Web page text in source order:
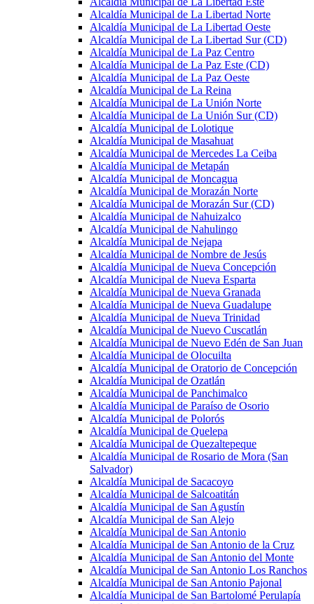
Alcaldía Municipal de La Libertad Norte
Alcaldía Municipal de La Libertad Oeste
Alcaldía Municipal de La Libertad Sur (CD)
Alcaldía Municipal de La Paz Centro
Alcaldía Municipal de La Paz Este (CD)
Alcaldía Municipal de La Paz Oeste
Alcaldía Municipal de La Reina
Alcaldía Municipal de La Unión Norte
Alcaldía Municipal de La Unión Sur (CD)
Alcaldía Municipal de Lolotique
Alcaldía Municipal de Masahuat
Alcaldía Municipal de Mercedes La Ceiba
Alcaldía Municipal de Metapán
Alcaldía Municipal de Moncagua
Alcaldía Municipal de Morazán Norte
Alcaldía Municipal de Morazán Sur (CD)
Alcaldía Municipal de Nahuizalco
Alcaldía Municipal de Nahulingo
Alcaldía Municipal de Nejapa
Alcaldía Municipal de Nombre de Jesús
Alcaldía Municipal de Nueva Concepción
Alcaldía Municipal de Nueva Esparta
Alcaldía Municipal de Nueva Granada
Alcaldía Municipal de Nueva Guadalupe
Alcaldía Municipal de Nueva Trinidad
Alcaldía Municipal de Nuevo Cuscatlán
Alcaldía Municipal de Nuevo Edén de San Juan
Alcaldía Municipal de Olocuilta
Alcaldía Municipal de Oratorio de Concepción
Alcaldía Municipal de Ozatlán
Alcaldía Municipal de Panchimalco
Alcaldía Municipal de Paraíso de Osorio
Alcaldía Municipal de Polorós
Alcaldía Municipal de Quelepa
Alcaldía Municipal de Quezaltepeque
Alcaldía Municipal de Rosario de Mora (San
Salvador)
Alcaldía Municipal de Sacacoyo
Alcaldía Municipal de Salcoatitán
Alcaldía Municipal de San Agustín
Alcaldía Municipal de San Alejo
Alcaldía Municipal de San Antonio
Alcaldía Municipal de San Antonio de la Cruz
Alcaldía Municipal de San Antonio del Monte
Alcaldía Municipal de San Antonio Los Ranchos
Alcaldía Municipal de San Antonio Pajonal
Alcaldía Municipal de San Bartolomé Perulapía